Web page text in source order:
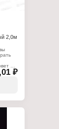
2,0м
–
из
2 м.
₽